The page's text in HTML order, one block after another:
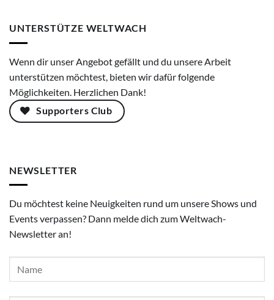
UNTERSTÜTZE WELTWACH
Wenn dir unser Angebot gefällt und du unsere Arbeit
unterstützen möchtest, bieten wir dafür folgende
Möglichkeiten. Herzlichen Dank!
Supporters Club
NEWSLETTER
Du möchtest keine Neuigkeiten rund um unsere Shows und
Events verpassen? Dann melde dich zum Weltwach-
Newsletter an!